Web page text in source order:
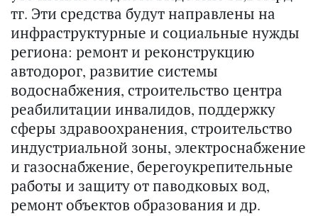
тг. Эти средства будут направлены на
инфраструктурные и социальные нужды
региона: ремонт и реконструкцию
автодорог, развитие системы
водоснабжения, строительство центра
реабилитации инвалидов, поддержку
сферы здравоохранения, строительство
индустриальной зоны, электроснабжение
и газоснабжение, берегоукрепительные
работы и защиту от паводковых вод,
ремонт объектов образования и др.